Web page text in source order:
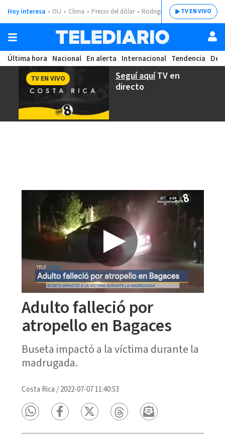
Hoy interesa OIJ Clima Precio del dólar Rodrigo ChavesTV EN VIVO
Última hora Nacional En alerta Internacional Tendencia
Seguí aquíTV en
directo
TV EN VIVO
Adulto falleció por
atropello en Bagaces
Buseta impactó a la víctima durante la
madrugada.
Costa Rica /2022-07-07 11:40:53